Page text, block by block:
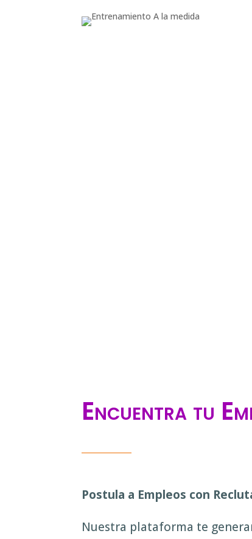
Encuentra tu
Postula a Empleos con
Nuestra plataforma te